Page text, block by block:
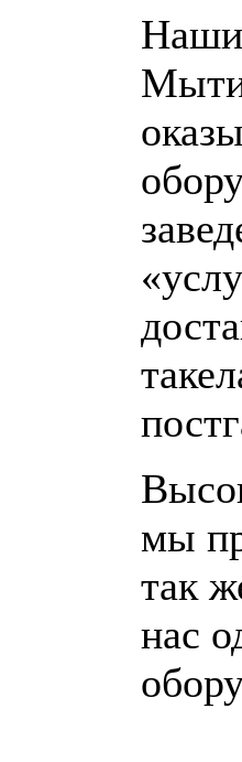
Наши
мы
так
нас